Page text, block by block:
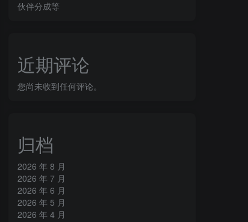
伙伴分成等
近期评论
您尚未收到任何评论。
归档
2026 年 8 月
2026 年 7 月
2026 年 6 月
2026 年 5 月
2026 年 4 月